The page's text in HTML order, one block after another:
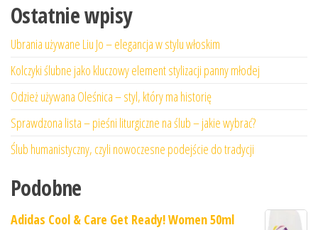
Ostatnie wpisy
Ubrania używane Liu Jo – elegancja w stylu włoskim
Kolczyki ślubne jako kluczowy element stylizacji panny młodej
Odzież używana Oleśnica – styl, który ma historię
Sprawdzona lista – pieśni liturgiczne na ślub – jakie wybrać?
Ślub humanistyczny, czyli nowoczesne podejście do tradycji
Podobne
Adidas Cool & Care Get Ready! Women 50ml